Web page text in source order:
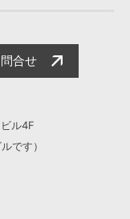
合せ
ル4F
です）